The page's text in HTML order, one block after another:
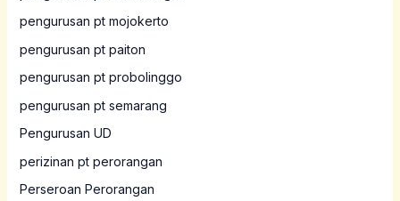
pengurusan pt mojokerto
pengurusan pt paiton
pengurusan pt probolinggo
pengurusan pt semarang
Pengurusan UD
perizinan pt perorangan
Perseroan Perorangan